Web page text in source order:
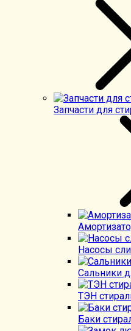
Запчасти для
Насосы
Сальники
ТЭН
Баки